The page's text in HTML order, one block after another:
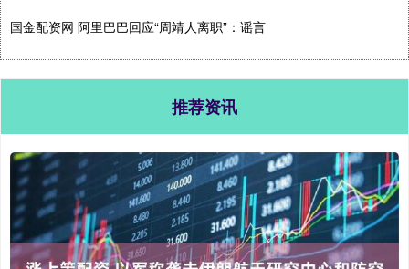
国金配资网 阿里巴巴回应“周靖人离职”：谣言
推荐资讯